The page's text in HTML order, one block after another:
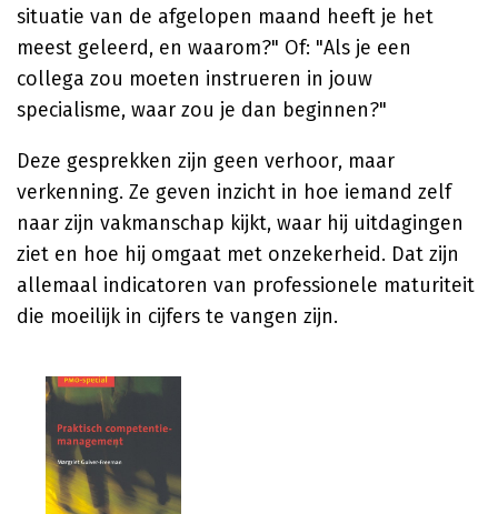
situatie van de afgelopen maand heeft je het
meest geleerd, en waarom?" Of: "Als je een
collega zou moeten instrueren in jouw
specialisme, waar zou je dan beginnen?"
Deze gesprekken zijn geen verhoor, maar
verkenning. Ze geven inzicht in hoe iemand zelf
naar zijn vakmanschap kijkt, waar hij uitdagingen
ziet en hoe hij omgaat met onzekerheid. Dat zijn
allemaal indicatoren van professionele maturiteit
die moeilijk in cijfers te vangen zijn.